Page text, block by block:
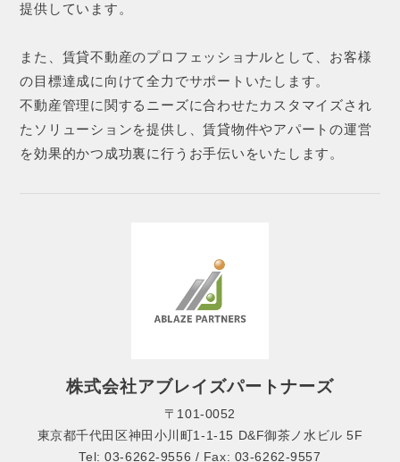
提供しています。
また、賃貸不動産のプロフェッショナルとして、お客様
の目標達成に向けて全力でサポートいたします。
不動産管理に関するニーズに合わせたカスタマイズされ
たソリューションを提供し、賃貸物件やアパートの運営
を効果的かつ成功裏に行うお手伝いをいたします。
株式会社アブレイズパートナーズ
〒101-0052
東京都千代田区神田小川町1-1-15 D&F御茶ノ水ビル 5F
Tel: 03-6262-9556 / Fax: 03-6262-9557